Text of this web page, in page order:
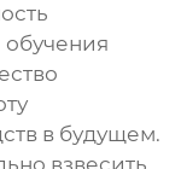
в будущем.